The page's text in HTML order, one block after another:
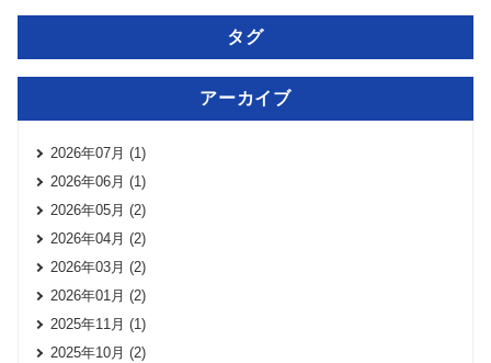
タグ
アーカイブ
2026年07月 (1)
2026年06月 (1)
2026年05月 (2)
2026年04月 (2)
2026年03月 (2)
2026年01月 (2)
2025年11月 (1)
2025年10月 (2)